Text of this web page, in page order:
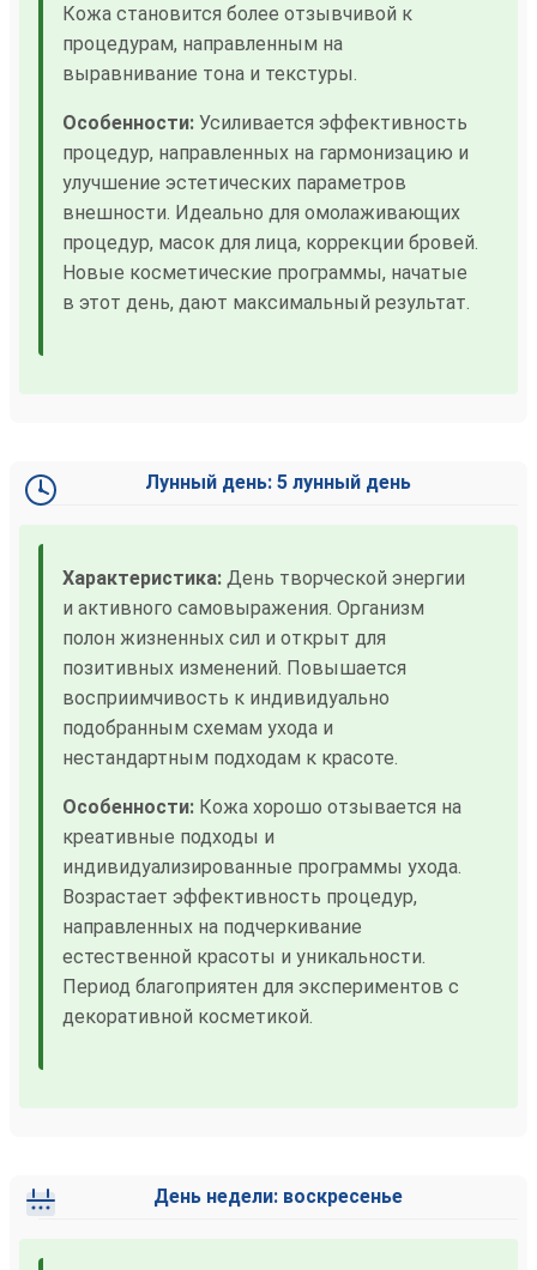
Кожа становится более отзывчивой к
процедурам, направленным на
выравнивание тона и текстуры.
Особенности: Усиливается эффективность
процедур, направленных на гармонизацию и
улучшение эстетических параметров
внешности. Идеально для омолаживающих
процедур, масок для лица, коррекции бровей.
Новые косметические программы, начатые
в этот день, дают максимальный результат.
Лунный день: 5 лунный день
Характеристика: День творческой энергии
и активного самовыражения. Организм
полон жизненных сил и открыт для
позитивных изменений. Повышается
восприимчивость к индивидуально
подобранным схемам ухода и
нестандартным подходам к красоте.
Особенности: Кожа хорошо отзывается на
креативные подходы и
индивидуализированные программы ухода.
Возрастает эффективность процедур,
направленных на подчеркивание
естественной красоты и уникальности.
Период благоприятен для экспериментов с
декоративной косметикой.
День недели: воскресенье